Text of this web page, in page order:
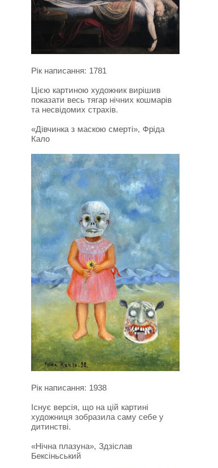
Рік написання: 1781
Цією картиною художник вирішив
показати весь тягар нічних кошмарів
та несвідомих страхів.
«Дівчинка з маскою смерті», Фріда
Кало
Рік написання: 1938
Існує версія, що на цій картині
художниця зобразила саму себе у
дитинстві.
«Нічна плазуна», Здзіслав
Бексіньський